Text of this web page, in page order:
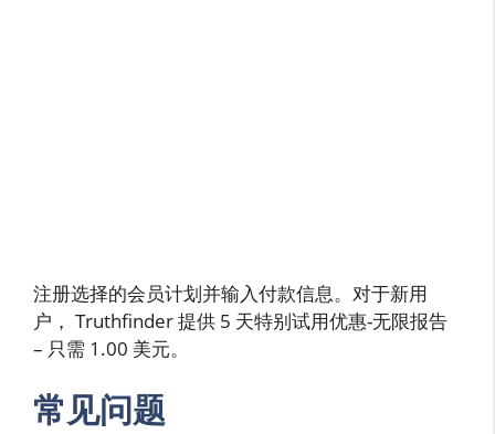
注册选择的会员计划并输入付款信息。对于新用
户， Truthfinder 提供 5 天特别试用优惠-无限报告
– 只需 1.00 美元。
常见问题